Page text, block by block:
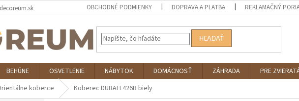
OBCHODNÉ PODMIENKY DOPRAVA A PLATBA REKLAMAČNÝ
HĽADAŤ
BEHÚNE OSVETLENIE NÁBYTOK DOMÁCNOSŤ ZÁHRADA
PRE
koberce Koberec DUBAI L426B biely